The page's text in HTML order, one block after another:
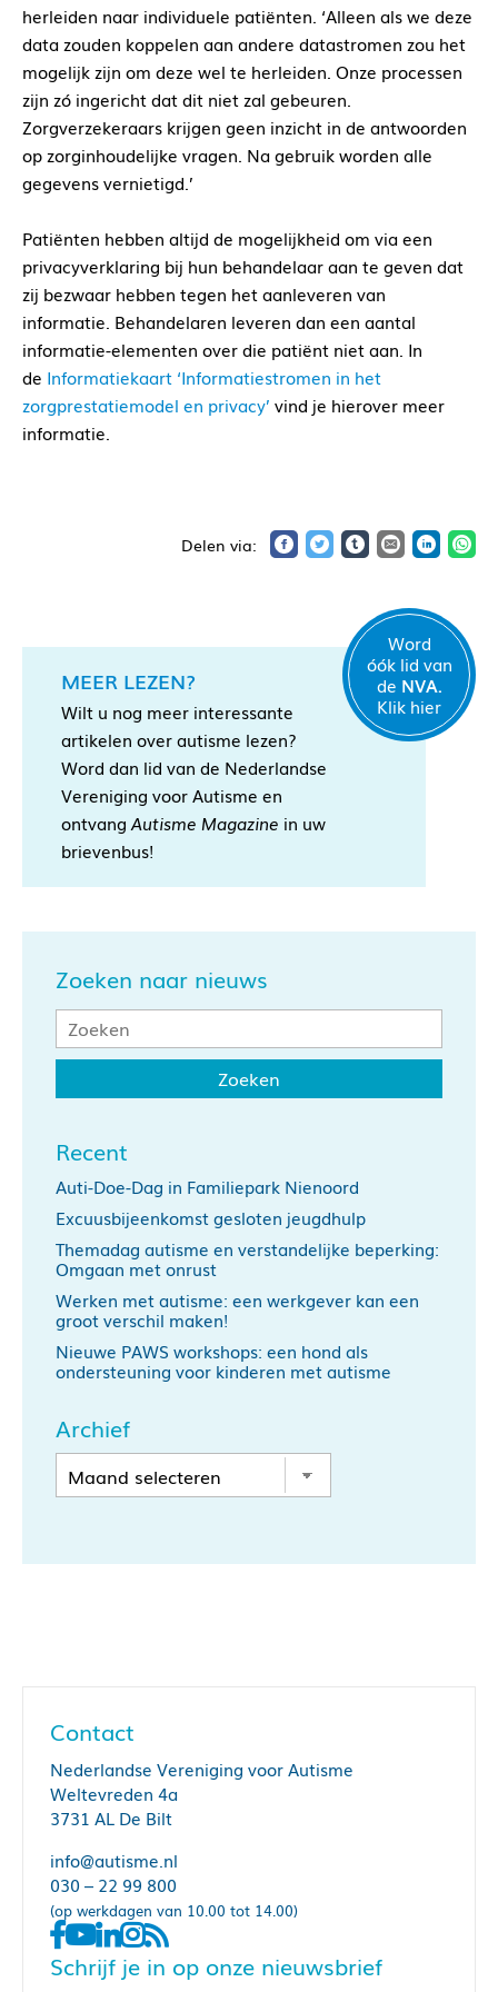
herleiden naar individuele patiënten. ‘Alleen als we deze
data zouden koppelen aan andere datastromen zou het
mogelijk zijn om deze wel te herleiden. Onze processen
zijn zó ingericht dat dit niet zal gebeuren.
Zorgverzekeraars krijgen geen inzicht in de antwoorden
op zorginhoudelijke vragen. Na gebruik worden alle
gegevens vernietigd.’
Patiënten hebben altijd de mogelijkheid om via een
privacyverklaring bij hun behandelaar aan te geven dat
zij bezwaar hebben tegen het aanleveren van
informatie. Behandelaren leveren dan een aantal
informatie-elementen over die patiënt niet aan. In
de Informatiekaart ‘Informatiestromen in het
zorgprestatiemodel en privacy’ vind je hierover meer
informatie.
MEER LEZEN?
Wilt u nog meer interessante
artikelen over autisme lezen?
Word dan lid van de Nederlandse
Vereniging voor Autisme en
ontvang Autisme Magazine in uw
brievenbus!
Word
óók lid van
de NVA.
Klik hier
Zoeken naar nieuws
Recent
Auti-Doe-Dag in Familiepark Nienoord
Excuusbijeenkomst gesloten jeugdhulp
Themadag autisme en verstandelijke beperking:
Omgaan met onrust
Werken met autisme: een werkgever kan een
groot verschil maken!
Nieuwe PAWS workshops: een hond als
ondersteuning voor kinderen met autisme
Archief
Contact
Nederlandse Vereniging voor Autisme
Weltevreden 4a
3731 AL De Bilt
info@autisme.nl
030 – 22 99 800
(op werkdagen van 10.00 tot 14.00)
Schrijf je in op onze nieuwsbrief